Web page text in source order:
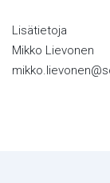
Lisätietoja
Mikko Lievonen